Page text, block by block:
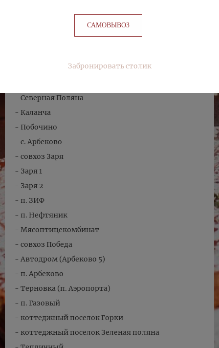
САМОВЫВОЗ
Забронировать столик
- Светлополянское лесничество
- п. Чемодановка
- Северная Поляна
- Каланча
- Побочино
- с. Арбеково
- совхоз Заря
- Заря 1
- Заря 2
- п. ЗИФ
- п. Нефтяник
- Мясоптицекомбинат
- совхоз Победа
- Автодром (Арбеково 5)
- п. Арбеково
- Терновка (п. Аэропорта)
- п. Газовый
- коттеджный поселок Горки
- коттеджный поселок Зеленая поляна